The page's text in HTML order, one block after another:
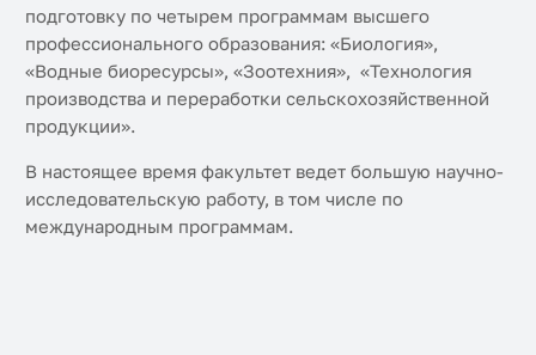
подготовку по четырем программам высшего
профессионального образования: «Биология»,
«Водные биоресурсы», «Зоотехния», «Технология
производства и переработки сельскохозяйственной
продукции».
В настоящее время факультет ведет большую научно-
исследовательскую работу, в том числе по
международным программам.